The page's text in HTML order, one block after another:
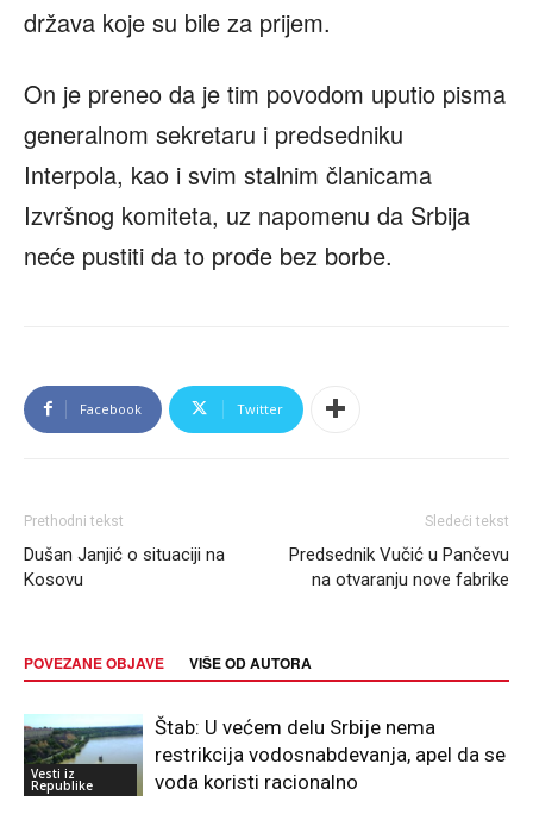
država koje su bile za prijem.
On je preneo da je tim povodom uputio pisma
generalnom sekretaru i predsedniku
Interpola, kao i svim stalnim članicama
Izvršnog komiteta, uz napomenu da Srbija
neće pustiti da to prođe bez borbe.
Facebook Twitter
Prethodni tekst
Dušan Janjić o situaciji na
Kosovu
Sledeći tekst
Predsednik Vučić u Pančevu
na otvaranju nove fabrike
POVEZANE OBJAVE VIŠE OD AUTORA
Vesti iz
Republike
Štab: U većem delu Srbije nema
restrikcija vodosnabdevanja, apel da se
voda koristi racionalno